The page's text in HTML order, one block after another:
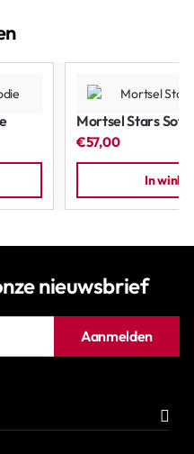
Mortsel Stars
€57,00
In
nieuwsbrief
Aanmelden